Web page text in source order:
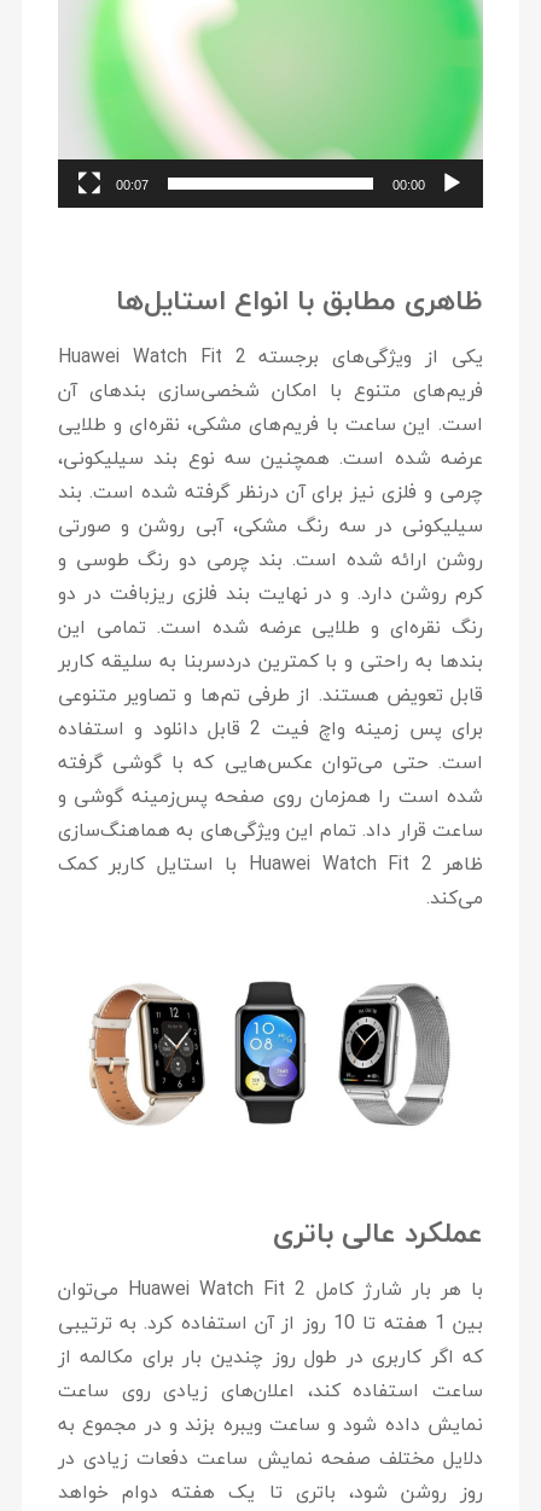
ویدیو
00:00
00:07
ظاهری مطابق با انواع استایل‌ها
یکی از ویژگی‌های برجسته Huawei Watch Fit 2
فریم‌های متنوع با امکان شخصی‌سازی بندهای آن
است. این ساعت با فریم‌های مشکی، نقره‌ای و طلایی
عرضه شده است. همچنین سه نوع بند سیلیکونی،
چرمی و فلزی نیز برای آن درنظر گرفته شده است. بند
سیلیکونی در سه رنگ مشکی، آبی روشن و صورتی
روشن ارائه شده است. بند چرمی دو رنگ طوسی و
کرم روشن دارد. و در نهایت بند فلزی ریزبافت در دو
رنگ نقره‌ای و طلایی عرضه شده است. تمامی این
بندها به راحتی و با کمترین دردسربنا به سلیقه کاربر
قابل تعویض هستند. از طرفی تم‌ها و تصاویر متنوعی
برای پس زمینه واچ فیت 2 قابل دانلود و استفاده
است. حتی می‌توان عکس‌هایی که با گوشی‌ گرفته
شده است را همزمان روی صفحه پس‌زمینه گوشی و
ساعت‌ قرار داد. تمام این ویژگی‌های به هماهنگ‌سازی
ظاهر Huawei Watch Fit 2 با استایل کاربر کمک
می‌کند.
عملکرد عالی باتری
با هر بار شارژ کامل Huawei Watch Fit 2 می‌توان
بین 1 هفته تا 10 روز از آن استفاده کرد. به ترتیبی
که اگر کاربری در طول روز چندین بار برای مکالمه از
ساعت استفاده کند، اعلان‌های زیادی روی ساعت
نمایش داده شود و ساعت ویبره بزند و در مجموع به
دلایل مختلف صفحه نمایش ساعت دفعات زیادی در
روز روشن شود، باتری تا یک هفته دوام خواهد